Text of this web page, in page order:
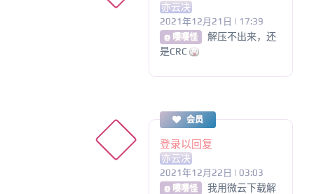
亦云决
2021年12月21日 | 17:39
@ 嘤嘤怪
解压不出来，还
是CRC
会员
登录以回复
亦云决
2021年12月22日 | 03:03
@ 嘤嘤怪
我用微云下载解